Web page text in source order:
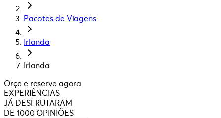
Pacotes de Viagens
Irlanda
Irlanda
Orçe e reserve agora
EXPERIÊNCIAS
JÁ DESFRUTARAM
DE 1000 OPINIÕES